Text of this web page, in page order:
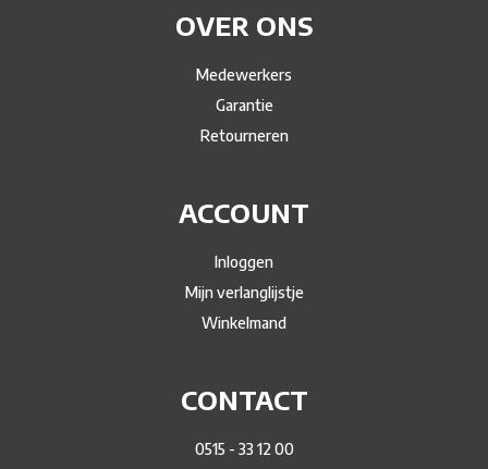
OVER ONS
Medewerkers
Garantie
Retourneren
ACCOUNT
Inloggen
Mijn verlanglijstje
Winkelmand
CONTACT
0515 - 33 12 00